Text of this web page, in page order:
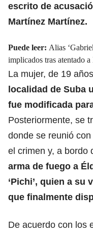
escrito de
Martínez Martínez.
Puede leer: Alias
implicados tras atentado
La mujer, de 19
localidad de Suba
fue modificada
Posteriormente, se
donde se reunió
el crimen y, a bordo
arma de fuego a
‘Pichi’, quien a su
que finalmente
De acuerdo con los